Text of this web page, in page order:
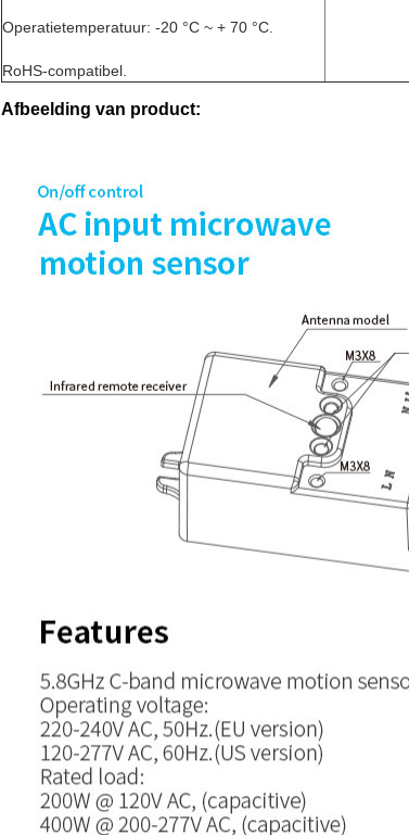
Operatietemperatuur: -20 °C ~ + 70 °C.
RoHS-compatibel.
Afbeelding van product: